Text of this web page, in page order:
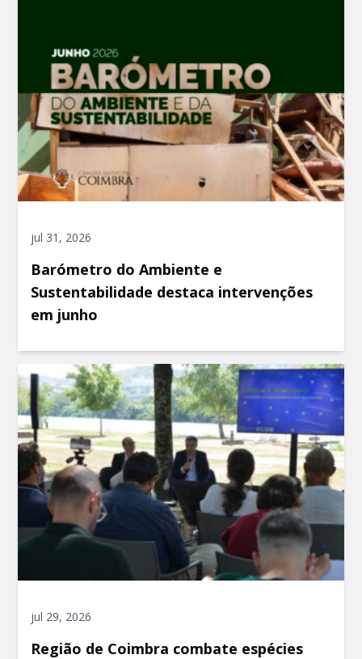
jul 31, 2026
Barómetro do Ambiente e
Sustentabilidade destaca intervenções
em junho
jul 29, 2026
Região de Coimbra combate espécies